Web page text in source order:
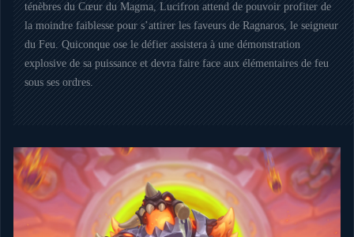
ténèbres du Cœur du Magma, Lucifron attend de pouvoir profiter de
la moindre faiblesse pour s’attirer les faveurs de Ragnaros, le seigneur
du Feu. Quiconque ose le défier assistera à une démonstration
explosive de sa puissance et devra faire face aux élémentaires de feu
sous ses ordres.